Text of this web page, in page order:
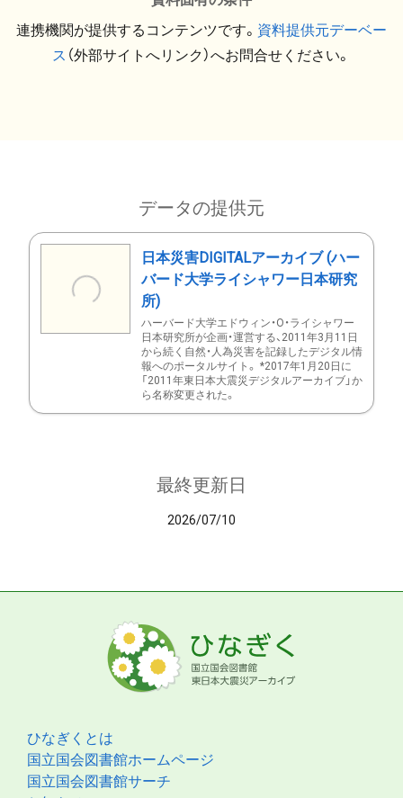
連携機関が提供するコンテンツです。 資料提供元デーベー
ス （外部サイトへリンク）へお問合せください。
データの提供元
日本災害DIGITALアーカイブ (ハー
バード大学ライシャワー日本研究
所)
ハーバード大学エドウィン・O・ライシャワー
日本研究所が企画・運営する、2011年3月11日
から続く自然・人為災害を記録したデジタル情
報へのポータルサイト。 *2017年1月20日に
「2011年東日本大震災デジタルアーカイブ」か
ら名称変更された。
最終更新日
2026/07/10
ひなぎくとは
国立国会図書館ホームページ
国立国会図書館サーチ